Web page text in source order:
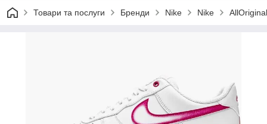
Товари та послуги Бренди Nike Nike